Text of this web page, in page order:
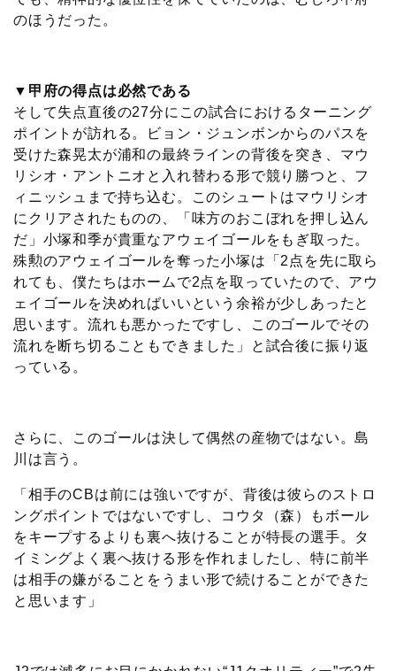
のほうだった。
▼甲府の得点は必然である
そして失点直後の27分にこの試合におけるターニング
ポイントが訪れる。ビョン・ジュンボンからのパスを
受けた森晃太が浦和の最終ラインの背後を突き、マウ
リシオ・アントニオと入れ替わる形で競り勝つと、フ
ィニッシュまで持ち込む。このシュートはマウリシオ
にクリアされたものの、「味方のおこぼれを押し込ん
だ」小塚和季が貴重なアウェイゴールをもぎ取った。
殊勲のアウェイゴールを奪った小塚は「2点を先に取ら
れても、僕たちはホームで2点を取っていたので、アウ
ェイゴールを決めればいいという余裕が少しあったと
思います。流れも悪かったですし、このゴールでその
流れを断ち切ることもできました」と試合後に振り返
っている。
さらに、このゴールは決して偶然の産物ではない。島
川は言う。
「相手のCBは前には強いですが、背後は彼らのストロ
ングポイントではないですし、コウタ（森）もボール
をキープするよりも裏へ抜けることが特長の選手。タ
イミングよく裏へ抜ける形を作れましたし、特に前半
は相手の嫌がることをうまい形で続けることができた
と思います」